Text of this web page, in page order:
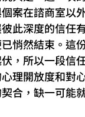
案在諮商室以
此深度的信任
悄然結束。這
，所以一段信
理開放度和對
合，缺一可能